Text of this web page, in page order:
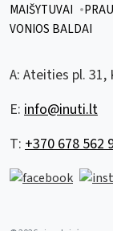
MAIŠYTUVAI
VONIOS BALDAI
A: Ateities pl. 31,
E: info@inuti.lt
T: +370 678 562